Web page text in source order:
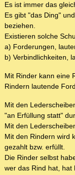
Es ist immer das
Es gibt "das Ding"
beziehen.
Existieren solche
a) Forderungen,
b) Verbindlichkeiten,
Mit Rinder kann eine
Rindern lautende
Mit den
"an Erfüllung statt"
Mit den
Mit den Rindern wird
gezahlt bzw. erfüllt.
Die Rinder selbst
wer das Rind hat, hat